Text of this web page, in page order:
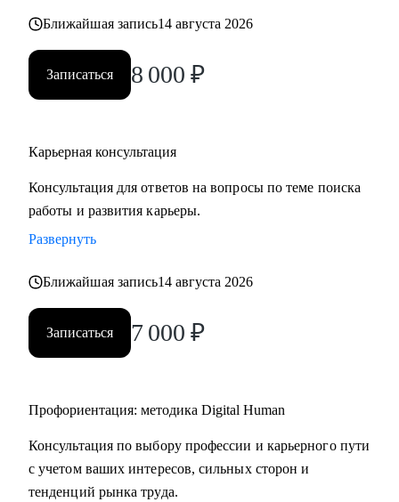
карьерных кризисов
Кому могу помочь:
• Руководителям высшего звена и Директорам
(Supply Chain), Электронной коммерции (E-commerce)
Региональные и Территориальные менеджеры, HR бизнес-
партнеры (HRBP)
• Ведущим специалистам и ключевым экспертам:
Бухгалтеры, Финансовые менеджеры, Маркетологи,
Менеджеры по продажам, Торговые представители
• Операционному и Торговому персоналу: Продавцы-
консультанты, Кассиры, Складские работники,
• Начинающим специалистам (Ассистенты, Младшие
Постоянно повышаю квалификацию через тренинги по
Ближайшая запись14 августа 2026
Записаться 8 000 ₽
Карьерная консультация
Консультация для ответов на вопросы по теме поиска
работы и развития карьеры.
Развернуть
Ближайшая запись14 августа 2026
Записаться 7 000 ₽
Профориентация: методика Digital Human
Консультация по выбору профессии и карьерного пути
с учетом ваших интересов, сильных сторон и
тенденций рынка труда.